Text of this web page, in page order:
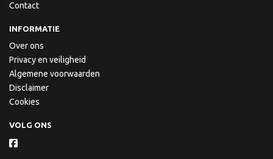
Contact
INFORMATIE
Over ons
Privacy en veiligheid
Algemene voorwaarden
Disclaimer
Cookies
VOLG ONS